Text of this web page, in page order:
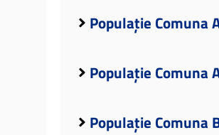
Populație Comuna
Populație Comuna
Populație Comuna